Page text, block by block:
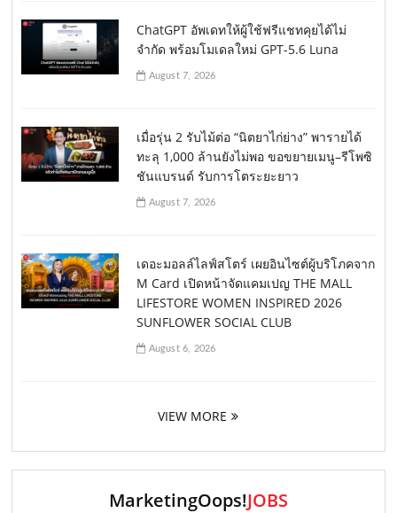
ChatGPT อัพเดทให้ผู้ใช้ฟรีแชทคุยได้ไม่
จำกัด พร้อมโมเดลใหม่ GPT-5.6 Luna
August 7, 2026
เมื่อรุ่น 2 รับไม้ต่อ “นิตยาไก่ย่าง” พารายได้
ทะลุ 1,000 ล้านยังไม่พอ ขอขยายเมนู–รีโพซิ
ชันแบรนด์ รับการโตระยะยาว
August 7, 2026
เดอะมอลล์ไลฟ์สโตร์ เผยอินไซต์ผู้บริโภคจาก
M Card เปิดหน้าจัดแคมเปญ THE MALL
LIFESTORE WOMEN INSPIRED 2026
SUNFLOWER SOCIAL CLUB
August 6, 2026
VIEW MORE
MarketingOops!JOBS